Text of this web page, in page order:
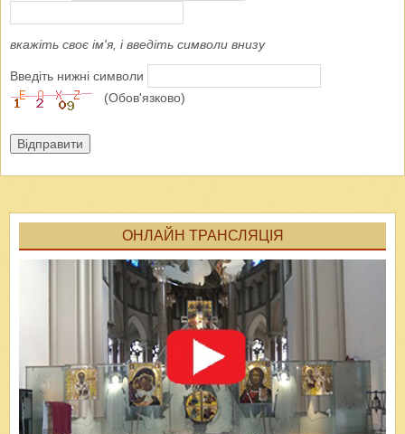
вкажіть своє ім'я, і введіть символи внизу
Введіть нижні символи
(Обов'язково)
Відправити
ОНЛАЙН ТРАНСЛЯЦІЯ